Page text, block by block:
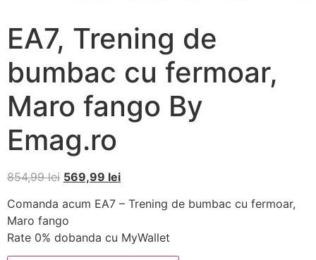
EA7, Trening de
bumbac cu fermoar,
Maro fango By
Emag.ro
854,99lei 569,99 lei
Comanda acum EA7 – Trening de bumbac cu fermoar,
Maro fango
Rate 0% dobanda cu MyWallet